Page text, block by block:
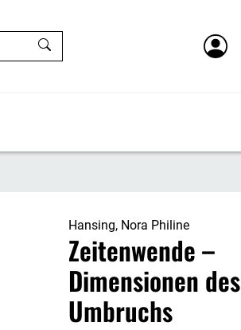
Hansing, Nora Philine
Zeitenwende –
Dimensionen des
Umbruchs